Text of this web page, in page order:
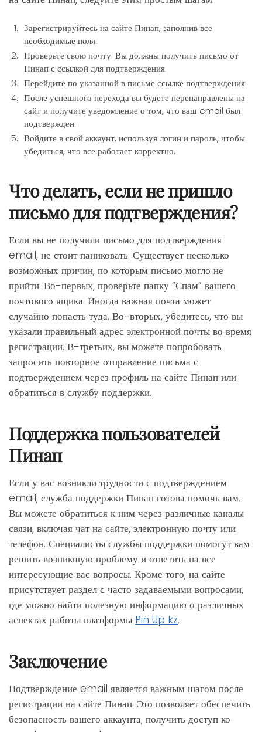
Зарегистрируйтесь на сайте Пинап, заполнив все
необходимые поля.
Проверьте свою почту. Вы должны получить письмо от
Пинап с ссылкой для подтверждения.
Перейдите по указанной в письме ссылке подтверждения.
После успешного перехода вы будете перенаправлены на
сайт и получите уведомление о том, что ваш email был
подтвержден.
Войдите в свой аккаунт, используя логин и пароль, чтобы
убедиться, что все работает корректно.
Что делать, если не пришло
письмо для подтверждения?
Если вы не получили письмо для подтверждения
email, не стоит паниковать. Существует несколько
возможных причин, по которым письмо могло не
прийти. Во-первых, проверьте папку “Спам” вашего
почтового ящика. Иногда важная почта может
случайно попасть туда. Во-вторых, убедитесь, что вы
указали правильный адрес электронной почты во время
регистрации. В-третьих, вы можете попробовать
запросить повторное отправление письма с
подтверждением через профиль на сайте Пинап или
обратиться в службу поддержки.
Поддержка пользователей
Пинап
Если у вас возникли трудности с подтверждением
email, служба поддержки Пинап готова помочь вам.
Вы можете обратиться к ним через различные каналы
связи, включая чат на сайте, электронную почту или
телефон. Специалисты службы поддержки помогут вам
решить возникшую проблему и ответить на все
интересующие вас вопросы. Кроме того, на сайте
присутствует раздел с часто задаваемыми вопросами,
где можно найти полезную информацию о различных
аспектах работы платформы Pin Up kz.
Заключение
Подтверждение email является важным шагом после
регистрации на сайте Пинап. Это позволяет обеспечить
безопасность вашего аккаунта, получить доступ ко